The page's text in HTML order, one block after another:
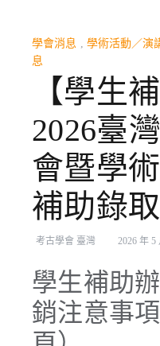
學會消息 學術活動／演
息
【學生
2026臺
會暨學
補助錄
考古學會 臺灣 2026 年 5
學生補助
銷注意事